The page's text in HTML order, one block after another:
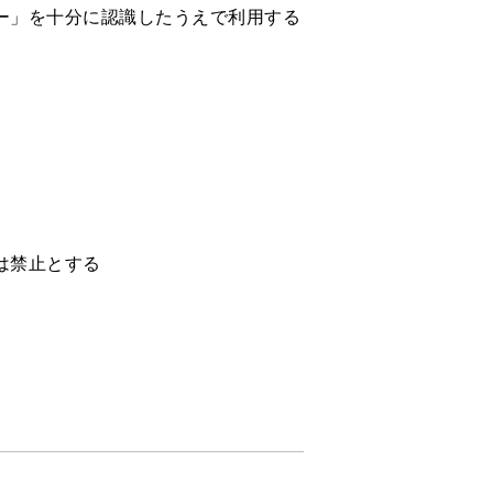
を十分に認識したうえで利用する
禁止とする